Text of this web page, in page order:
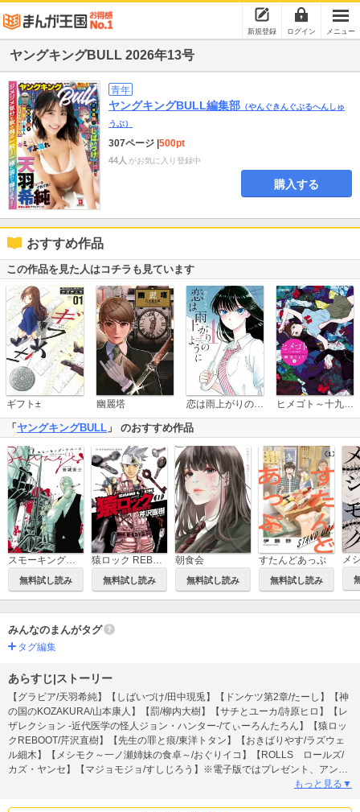
新規登録 ログイン メニュー
ヤングキングBULL 2026年13号
青年
ヤングキングBULL編集部 （やんぐきんぐぶるへんしゅ
うぶ）
307ページ 500pt
44人 がお気に入り登録中
購入する
おすすめ作品
この作品を見た人はコチラも見ています
ギフト± 幽麗塔 恋は雨上がりのように ヒメゴト～十九歳の制服～
「 ヤングキングBULL 」 のおすすめ作品
無料試し読み 無料試し読み
朝食会
無料試し読み
すたんどあっぷ
無料試し読み
みんなのまんがタグ
タグ編集
あらすじ|ストーリー
【グラビア/天羽希純】【しばいづけ/田中現兎】【ドンケツ第2章/たーし】【神
の国のKOZAKURA/山本康人】【罰/柳内大樹】【サチとユーカ/詩原ヒロ】【レ
ザレクション -近代医学の怪人ジョン・ハンター-/てぃーろんたろん】【猿ロッ
クREBOOT/芹沢直樹】【先生の罪と痕/東洋トタン】【おきばりやす/ラズウェ
ル細木】【メシモク～一ノ瀬姉妹の食卓～/おぐりイコ】【ROLLS ロールズ/
カズ・ヤンセ】【マジョモジョ/すしじろう】※電子版ではプレゼント、アンケ
ートなどへの応募はできません。また、付録は付いておりません。予めご了承
もっと見る▼